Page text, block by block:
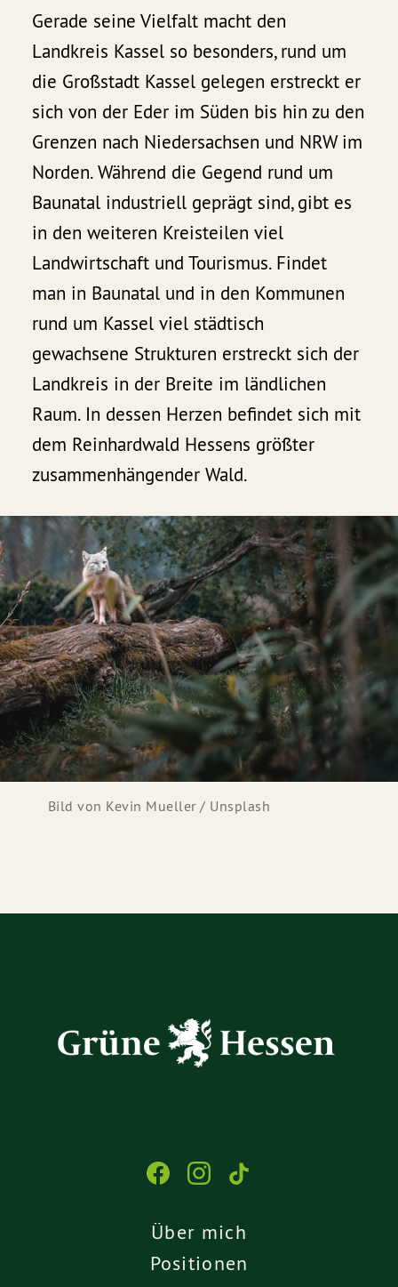
Gerade seine Vielfalt macht den
Landkreis Kassel so besonders, rund um
die Großstadt Kassel gelegen erstreckt er
sich von der Eder im Süden bis hin zu den
Grenzen nach Niedersachsen und NRW im
Norden. Während die Gegend rund um
Baunatal industriell geprägt sind, gibt es
in den weiteren Kreisteilen viel
Landwirtschaft und Tourismus. Findet
man in Baunatal und in den Kommunen
rund um Kassel viel städtisch
gewachsene Strukturen erstreckt sich der
Landkreis in der Breite im ländlichen
Raum. In dessen Herzen befindet sich mit
dem Reinhardwald Hessens größter
zusammenhängender Wald.
Bild von Kevin Mueller/ Unsplash
Über mich
Positionen